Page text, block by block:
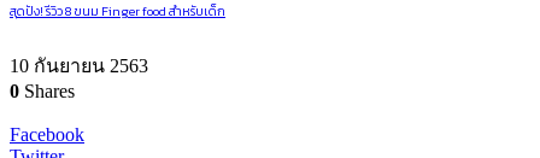
สุดปัง! รีวิว 8 ขนม Finger food สำหรับเด็ก
10 กันยายน 2563
0 Shares
Facebook